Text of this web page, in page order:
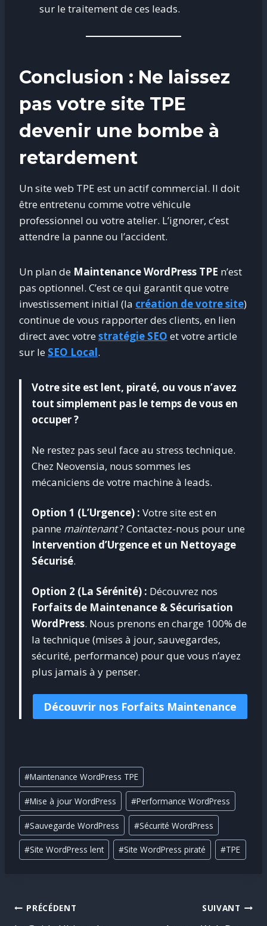
sur le traitement de ces leads.
Conclusion : Ne laissez
pas votre site TPE
devenir une bombe à
retardement
Un site web TPE est un actif commercial. Il doit
être entretenu comme votre véhicule
professionnel ou votre atelier. L’ignorer, c’est
attendre la panne ou l’accident.
Un plan de Maintenance WordPress TPE n’est
pas optionnel. C’est ce qui garantit que votre
investissement initial (la création de votre site)
continue de vous rapporter des clients, en lien
direct avec votrestratégie SEO et votre article
sur le SEO Local.
Votre site est lent, piraté, ou vous n’avez
tout simplement pas le temps de vous en
occuper ?
Ne restez pas seul face au stress technique.
Chez Neovensia, nous sommes les
mécaniciens de votre machine à leads.
Option 1 (L’Urgence) : Votre site est en
panne maintenant? Contactez-nous pour une
Intervention d’Urgence et un Nettoyage
Sécurisé.
Option 2 (La Sérénité) : Découvrez nos
Forfaits de Maintenance & Sécurisation
WordPress. Nous prenons en charge 100% de
la technique (mises à jour, sauvegardes,
sécurité, performance) pour que vous n’ayez
plus jamais à y penser.
Découvrir nos Forfaits Maintenance
Étiquettes
de
la
publication :
#Maintenance WordPress TPE
#Mise à jour WordPress #Performance WordPress
#Sauvegarde WordPress #Sécurité WordPress
#Site WordPress lent #Site WordPress piraté #TPE
Navigation
PRÉCÉDENT SUIVANT